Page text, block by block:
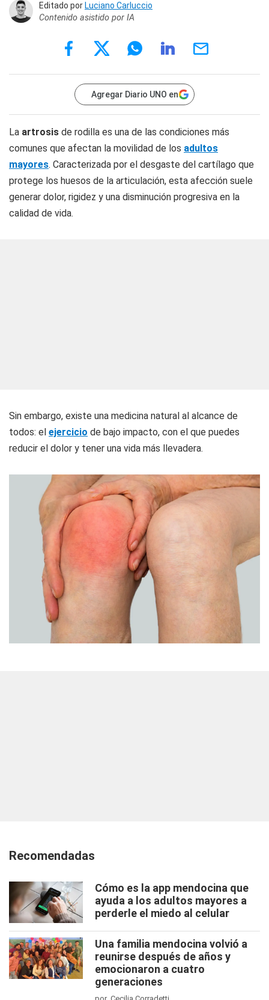
Editado por Luciano Carluccio
Contenido asistido por IA
Agregar Diario UNO en
La artrosis de rodilla es una de las condiciones más
comunes que afectan la movilidad de los adultos
mayores. Caracterizada por el desgaste del cartílago que
protege los huesos de la articulación, esta afección suele
generar dolor, rigidez y una disminución progresiva en la
calidad de vida.
Sin embargo, existe una medicina natural al alcance de
todos: el ejercicio de bajo impacto, con el que puedes
reducir el dolor y tener una vida más llevadera.
Recomendadas
Cómo es la app mendocina que
ayuda a los adultos mayores a
perderle el miedo al celular
Una familia mendocina volvió a
reunirse después de años y
emocionaron a cuatro
generaciones